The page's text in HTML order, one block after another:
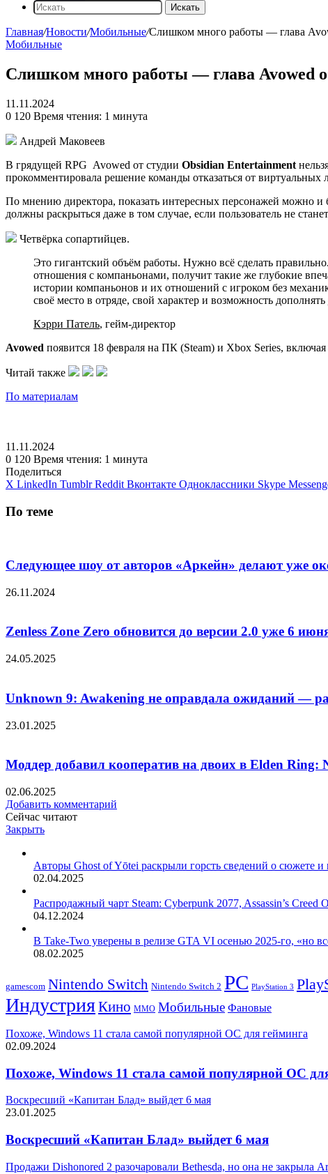
Искать
Главная/Новости/Мобильные/Слишком много работы — глава
Мобильные
Слишком много работы — глава Avowed
11.11.2024
0 120 Время чтения: 1 минута
Андрей Маковеев
В грядущей RPG Avowed от студии Obsidian Entertainment
прокомментировала решение команды отказаться от
По мнению директора, показать интересных персонажей можно
должны раскрыться даже в том случае, если пользователь не
Четвёрка сопартийцев.
Это гигантский объём работы. Нужно всё сделать
отношения с компаньонами, получит такие же глубокие
истории компаньонов и их отношений с игроком без
своё место в отряде, свой характер и возможность
Кэрри Патель, гейм-директор
Avowed появится 18 февраля на ПК (Steam) и Xbox Series,
Читай также
По материалам
11.11.2024
0 120 Время чтения: 1 минута
Поделиться
X LinkedIn Tumblr Reddit Вконтакте Одноклассники Skype
По теме
Следующее шоу от авторов «Аркейн» делают уже
26.11.2024
Zenless Zone Zero обновится до версии 2.0 уже 6
24.05.2025
Unknown 9: Awakening не оправдала ожиданий —
23.01.2025
Моддер добавил кооператив на двоих в Elden Ring:
02.06.2025
Добавить комментарий
Сейчас читают
Закрыть
Авторы Ghost of Yōtei раскрыли горсть сведений о сюжете и
02.04.2025
Распродажный чарт Steam: Cyberpunk 2077, Assassin’s Creed
04.12.2024
В Take-Two уверены в релизе GTA VI осенью 2025-го, «но
08.02.2025
gamescom Nintendo Switch Nintendo Switch 2 PC PlayStation 3
ИндустрияКино ММО Мобильные Фановые
Похоже, Windows 11 стала самой популярной ОС для гейминга
02.09.2024
Похоже, Windows 11 стала самой популярной ОС
Воскресший «Капитан Блад» выйдет 6 мая
23.01.2025
Воскресший «Капитан Блад» выйдет 6 мая
Продажи Dishonored 2 разочаровали Bethesda, но она не закрыла